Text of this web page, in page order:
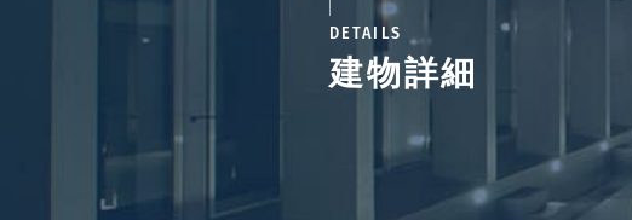
DETAILS
建物詳細